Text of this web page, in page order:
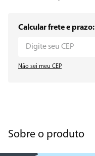
Calcular frete e prazo:
Não sei meu CEP
Sobre o produto